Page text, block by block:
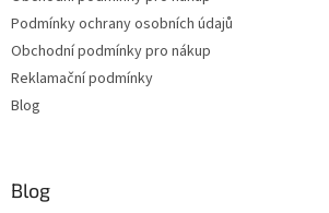
Podmínky ochrany osobních údajů
Obchodní podmínky pro nákup
Reklamační podmínky
Blog
Blog